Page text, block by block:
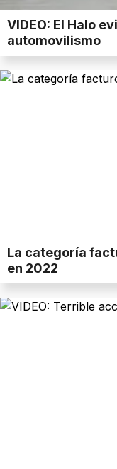
VIDEO: El Halo
automovilismo
La categoría
en 2022